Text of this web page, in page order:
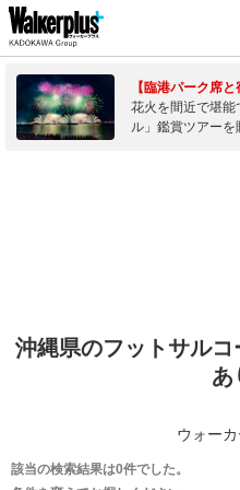
【臨港パーク席
花火を間近で堪
ル」鑑賞ツアーを
沖縄県のフットサル
あ
ウォー
該当の検索結果は0件でした。